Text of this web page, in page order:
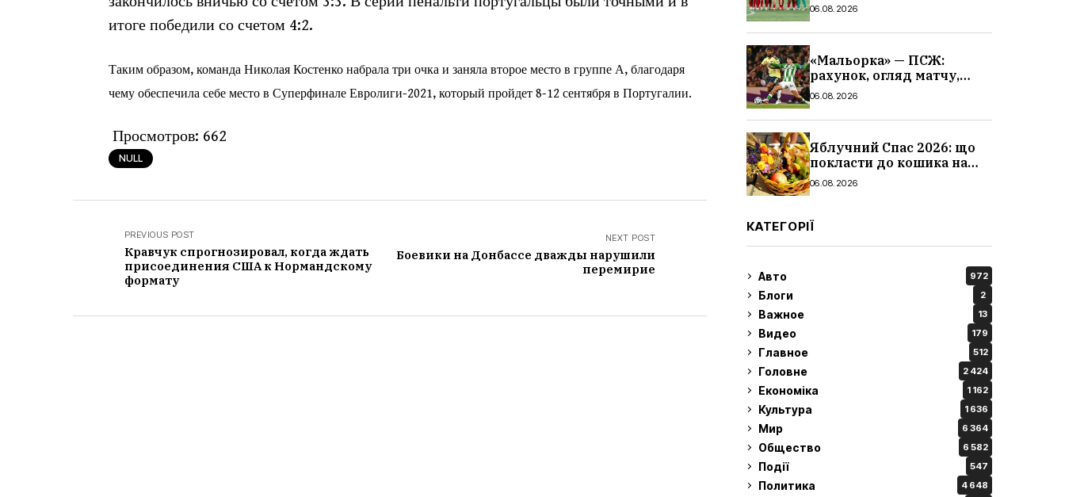
итоге победили со счетом 4:2.
Таким образом, команда Николая Костенко набрала три очка и заняла второе место в группе А, благодаря
чему обеспечила себе место в Суперфинале Евролиги-2021, который пройдет 8-12 сентября в Португалии.
Просмотров: 662
NULL
PREVIOUS POST
Кравчук спрогнозировал, когда ждать
присоединения США к Нормандскому
формату
NEXT POST
Боевики на Донбассе дважды нарушили
перемирие
06.08.2026
«Мальорка» — ПСЖ:
рахунок, огляд матчу,
голи та склад парижан
06.08.2026
Яблучний Спас 2026: що
покласти до кошика на
освячення, які фрукти,
06.08.2026
КАТЕГОРІЇ
Авто 972
Блоги 2
Важное 13
Видео 179
Главное 512
Головне 2 424
Економіка 1 162
Культура 1 636
Мир 6 364
Общество 6 582
Події 547
Политика 4 648